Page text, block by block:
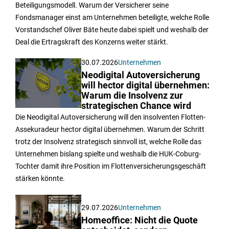
Beteiligungsmodell. Warum der Versicherer seine
Fondsmanager einst am Unternehmen beteiligte, welche Rolle
Vorstandschef Oliver Bäte heute dabei spielt und weshalb der
Deal die Ertragskraft des Konzerns weiter stärkt.
30.07.2026Unternehmen
Neodigital Autoversicherung
will hector digital übernehmen:
Warum die Insolvenz zur
strategischen Chance wird
Die Neodigital Autoversicherung will den insolventen Flotten-
Assekuradeur hector digital übernehmen. Warum der Schritt
trotz der Insolvenz strategisch sinnvoll ist, welche Rolle das
Unternehmen bislang spielte und weshalb die HUK-Coburg-
Tochter damit ihre Position im Flottenversicherungsgeschäft
stärken könnte.
29.07.2026Unternehmen
Homeoffice: Nicht die Quote